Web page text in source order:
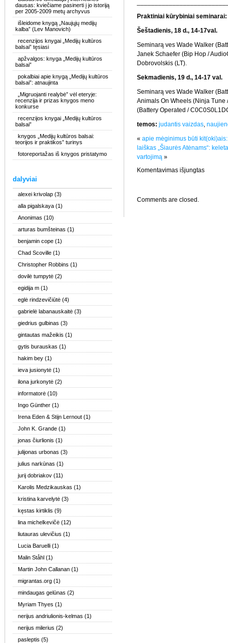
dausas: kviečiame pasinerti į jo istoriją
per 2005-2009 metų archyvus
išleidome knygą „Naujųjų medijų
kalba” (Lev Manovich)
recenzijos knygai „Medijų kultūros
balsai” tęsiasi
apžvalgos: knyga „Medijų kultūros
balsai”
pokalbiai apie knygą „Medijų kultūros
balsai”: atnaujinta
„Migruojanti realybė” vėl eteryje:
recenzija ir prizas knygos meno
konkurse
recenzijos knygai „Medijų kultūros
balsai”
knygos „Medijų kultūros balsai:
teorijos ir praktikos” turinys
fotoreportažas iš knygos pristatymo
dalyviai
alexei krivolap (3)
alla pigalskaya (1)
Anonimas (10)
arturas bumšteinas (1)
benjamin cope (1)
Chad Scoville (1)
Christopher Robbins (1)
dovilė tumpytė (2)
egidija m (1)
eglė rindzevičiūtė (4)
gabrielė labanauskaitė (3)
giedrius gulbinas (3)
gintautas mažeikis (1)
gytis burauskas (1)
hakim bey (1)
ieva jusionytė (1)
ilona jurkonytė (2)
informatorė (10)
Ingo Günther (1)
Irena Eden & Stijn Lernout (1)
John K. Grande (1)
jonas čiurlionis (1)
julijonas urbonas (3)
julius narkūnas (1)
jurij dobriakov (11)
Karolis Medzikauskas (1)
kristina karvelytė (3)
kęstas kirtiklis (9)
lina michelkevičė (12)
liutauras ulevičius (1)
Lucia Baruelli (1)
Malin Ståhl (1)
Martin John Callanan (1)
migrantas.org (1)
mindaugas gelūnas (2)
Myriam Thyes (1)
nerijus andriulionis-kelmas (1)
nerijus milerius (2)
pasleptis (5)
Praktiniai kūrybiniai seminarai:
Šeštadienis, 18 d., 14-17val.
Seminarą ves Wade Walker
Janek Schaefer (Bip Hop /
Dobrovolskis (LT).
Sekmadienis, 19 d., 14-17 val.
Seminarą ves Wade Walker
Animals On Wheels (Ninja Tune
(Battery Operated /
temos: judantis vaizdas,
« apie mėginimus būti
laiškas „Šiaurės Atėnams“:
vartojimą »
Komentavimas išjungtasįraše
Comments are closed.